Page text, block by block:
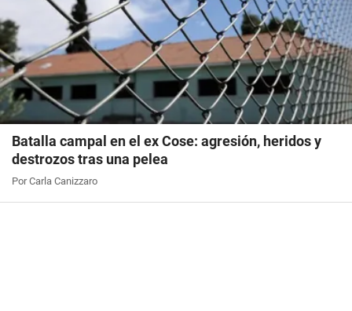
Batalla campal en el ex Cose: agresión, heridos y
destrozos tras una pelea
Por Carla Canizzaro